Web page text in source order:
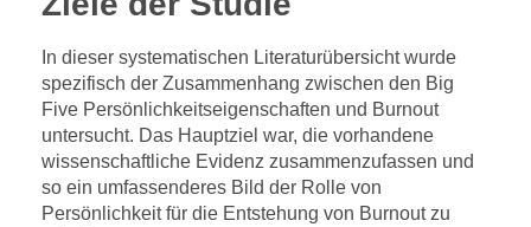
In dieser systematischen Literaturübersicht wurde
spezifisch der Zusammenhang zwischen den Big
Five Persönlichkeitseigenschaften und Burnout
untersucht. Das Hauptziel war, die vorhandene
wissenschaftliche Evidenz zusammenzufassen und
so ein umfassenderes Bild der Rolle von
Persönlichkeit für die Entstehung von Burnout zu